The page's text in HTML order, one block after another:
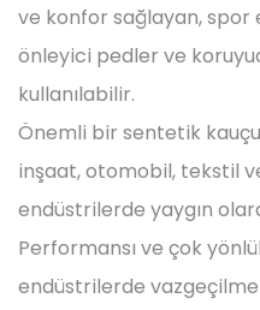
ve konfor sağlayan, spor
önleyici pedler ve
kullanılabilir.
Önemli bir sentetik
inşaat, otomobil, tekstil
endüstrilerde yaygın
Performansı ve çok
endüstrilerde